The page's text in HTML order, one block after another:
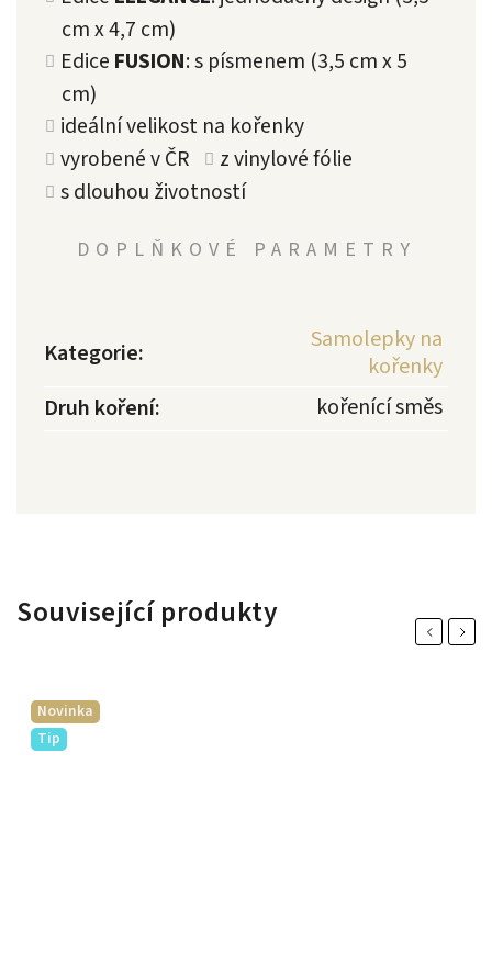
cm x 4,7 cm)
Edice FUSION: s písmenem (3,5 cm x 5
cm)
ideální velikost na kořenky
vyrobené v ČR
z vinylové fólie
s dlouhou životností
DOPLŇKOVÉ PARAMETRY
Kategorie:
Samolepky na
kořenky
Druh koření: kořenící směs
Související produkty Previous
Novinka
Tip
Next